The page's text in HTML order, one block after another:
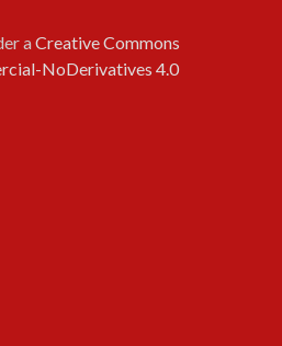
aCreative Commons
NoDerivatives 4.0